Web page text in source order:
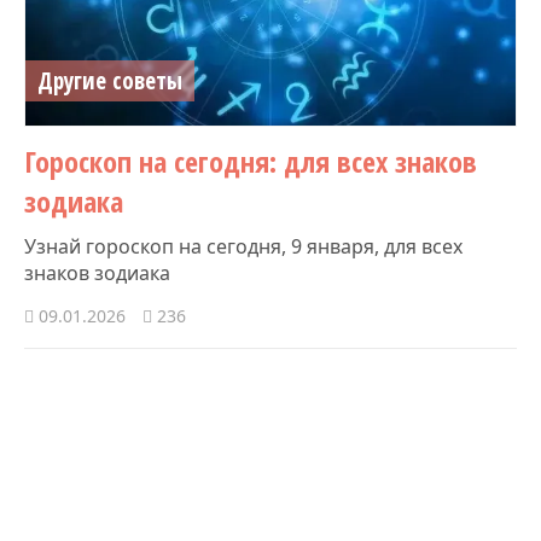
Другие советы
Гороскоп на сегодня: для всех знаков
зодиака
Узнай гороскоп на сегодня, 9 января, для всех
знаков зодиака
09.01.2026 236